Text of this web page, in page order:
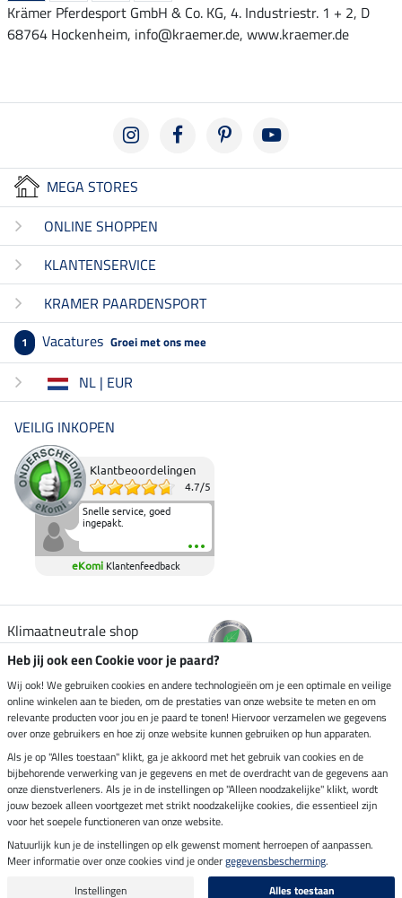
Krämer Pferdesport GmbH & Co. KG, 4. Industriestr. 1 + 2, D
68764 Hockenheim, info@kraemer.de, www.kraemer.de
MEGA STORES
ONLINE SHOPPEN
KLANTENSERVICE
KRAMER PAARDENSPORT
1 Vacatures Groei met ons mee
NL | EUR
VEILIG INKOPEN
Klantbeoordelingen
4.7/5
Snelle service, goed
ingepakt.
eKomi Klantenfeedback
Klimaatneutrale shop
Verzending per
Veilig betalen met
Impressum
Laatste update op 06.08.2026 om 14:39 uur
Alle prijzen in euro's, incl. BTW, excl. verzendkosten.
Heb jij ook een Cookie voor je paard?
Wij ook! We gebruiken cookies en andere technologieën om je een optimale en veilige
online winkelen aan te bieden, om de prestaties van onze website te meten en om
relevante producten voor jou en je paard te tonen! Hiervoor verzamelen we gegevens
over onze gebruikers en hoe zij onze website kunnen gebruiken op hun apparaten.
Als je op "Alles toestaan" klikt, ga je akkoord met het gebruik van cookies en de
bijbehorende verwerking van je gegevens en met de overdracht van de gegevens aan
onze dienstverleners. Als je in de instellingen op "Alleen noodzakelijke" klikt, wordt
jouw bezoek alleen voortgezet met strikt noodzakelijke cookies, die essentieel zijn
voor het soepele functioneren van onze website.
Natuurlijk kun je de instellingen op elk gewenst moment herroepen of aanpassen.
Meer informatie over onze cookies vind je ondergegevensbescherming.
Instellingen
Alles toestaan